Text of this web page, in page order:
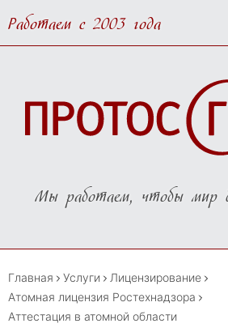
Работаем с 2003 года
Мы работаем, чтобы мир
Главная Услуги
Лицензирование
Атомная лицензия Ростехнадзора
Аттестация в атомной области